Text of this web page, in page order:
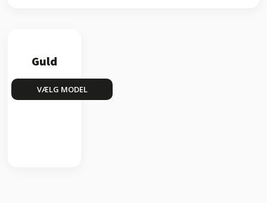
Guld
VÆLG MODEL​